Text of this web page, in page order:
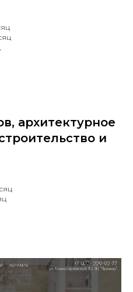
архитектурное
и